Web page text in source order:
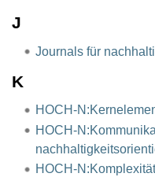
J
Journals für
K
HOCH-
HOCH-
HOCH-